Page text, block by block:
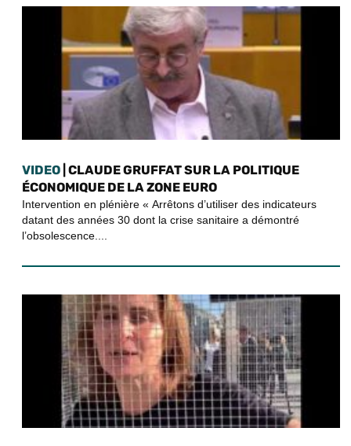
VIDEO | CLAUDE GRUFFAT SUR LA POLITIQUE
ÉCONOMIQUE DE LA ZONE EURO
Intervention en plénière « Arrêtons d’utiliser des indicateurs
datant des années 30 dont la crise sanitaire a démontré
l’obsolescence....